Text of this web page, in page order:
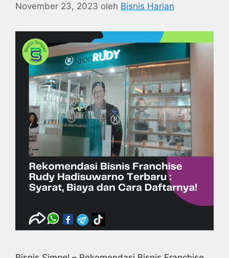
November 23, 2023 oleh Bisnis Harian